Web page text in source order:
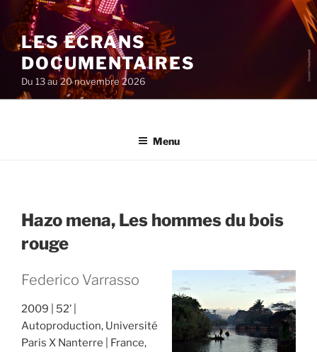
au
contenu
principal
LES ÉCRANS
DOCUMENTAIRES
Du 13 au 20 novembre 2026
Menu
Hazo mena, Les hommes du bois
rouge
Federico Varrasso
2009
52’
Autoproduction, Université
Paris X Nanterre
France,